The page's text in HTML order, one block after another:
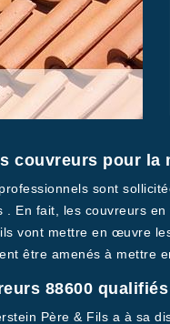
couvreurs pour la
sont
. En fait, les couvreurs
vont mettre en œuvre
être amenés à mettre
88600
Père & Fils a à sa